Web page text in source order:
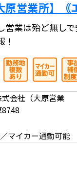
営業所】｟
業は殆ど無し
式会社（大原営業
マイカー通勤可能